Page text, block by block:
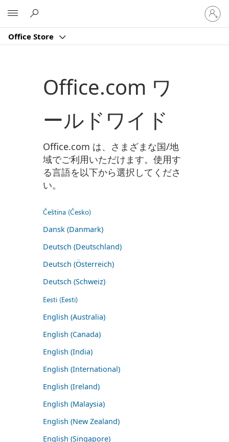
Office Store
ア
カ
ウ
Office.com ワ
ールドワイド
Office.com は、さまざまな国/地
域でご利用いただけます。使用す
る言語を以下から選択してくださ
い。
Čeština (Česko)
Dansk (Danmark)
Deutsch (Deutschland)
Deutsch (Österreich)
Deutsch (Schweiz)
Eesti (Eesti)
English (Australia)
English (Canada)
English (India)
English (International)
English (Ireland)
English (Malaysia)
English (New Zealand)
English (Singapore)